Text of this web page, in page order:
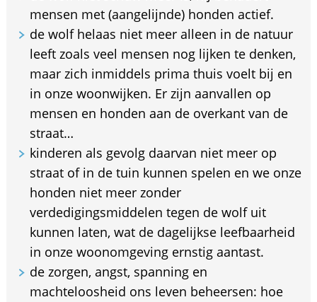
mensen met (aangelijnde) honden actief.
de wolf helaas niet meer alleen in de natuur
leeft zoals veel mensen nog lijken te denken,
maar zich inmiddels prima thuis voelt bij en
in onze woonwijken. Er zijn aanvallen op
mensen en honden aan de overkant van de
straat…
kinderen als gevolg daarvan niet meer op
straat of in de tuin kunnen spelen en we onze
honden niet meer zonder
verdedigingsmiddelen tegen de wolf uit
kunnen laten, wat de dagelijkse leefbaarheid
in onze woonomgeving ernstig aantast.
de zorgen, angst, spanning en
machteloosheid ons leven beheersen: hoe